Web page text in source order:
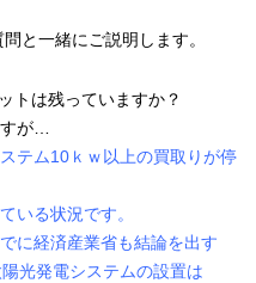
と一緒にご説明します。
トは残っていますか？
すが…
テム10ｋｗ以上の買取りが停
いる状況です。
に経済産業省も結論を出す
光発電システムの設置は